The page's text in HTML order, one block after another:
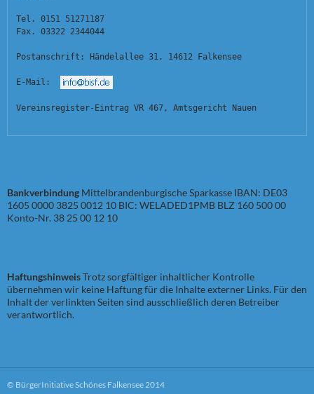
Tel. 0151 51271187
Fax. 03322 2344044
Postanschrift: Händelallee 31, 14612 Falkensee
E-Mail:
Vereinsregister-Eintrag VR 467, Amtsgericht Nauen
Bankverbindung Mittelbrandenburgische Sparkasse IBAN: DE03
1605 0000 3825 0012 10 BIC: WELADED1PMB BLZ 160 500 00
Konto-Nr. 38 25 00 12 10
HaftungshinweisTrotz sorgfältiger inhaltlicher Kontrolle
übernehmen wir keine Haftung für die Inhalte externer Links. Für den
Inhalt der verlinkten Seiten sind ausschließlich deren Betreiber
verantwortlich.
© BürgerInitiative Schönes Falkensee 2014